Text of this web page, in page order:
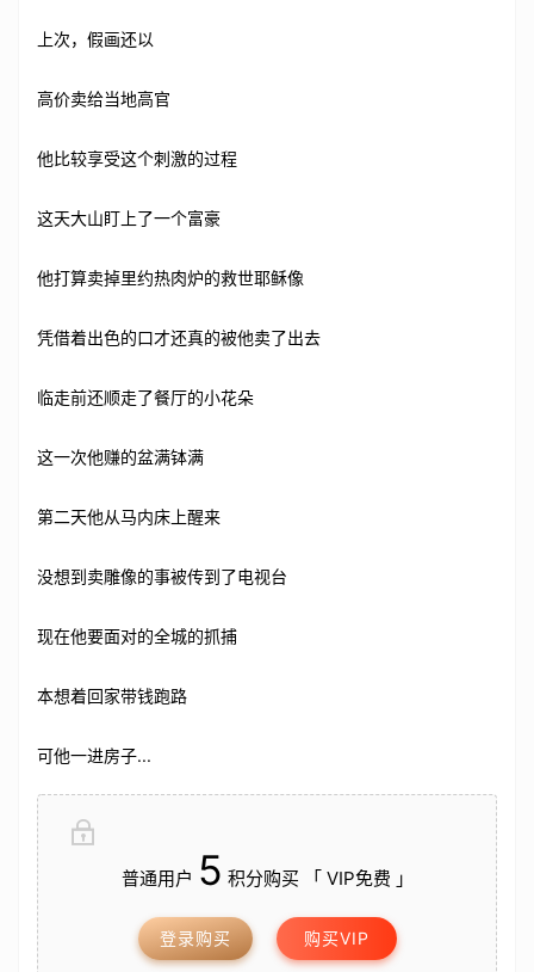
上次，假画还以
高价卖给当地高官
他比较享受这个刺激的过程
这天大山盯上了一个富豪
他打算卖掉里约热肉炉的救世耶稣像
凭借着出色的口才还真的被他卖了出去
临走前还顺走了餐厅的小花朵
这一次他赚的盆满钵满
第二天他从马内床上醒来
没想到卖雕像的事被传到了电视台
现在他要面对的全城的抓捕
本想着回家带钱跑路
可他一进房子...
普通用户 5 积分购买 「 VIP免费 」
登录购买 购买VIP